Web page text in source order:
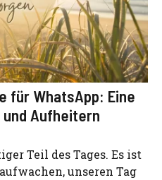
für WhatsApp: Eine
und Aufheitern
Teil des Tages. Es ist
unseren Tag